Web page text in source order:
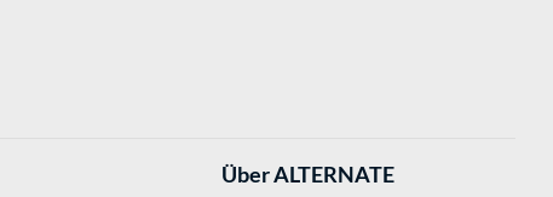
Über ALTERNATE